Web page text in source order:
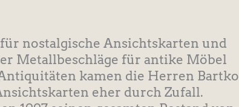
nostalgische Ansichtskarten und
Metallbeschläge für antike Möbel
kamen die Herren Bartko
eher durch Zufall.